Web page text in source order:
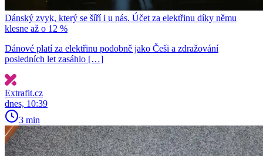
Dánský zvyk, který se šíří i u nás. Účet za elektřinu díky němu
klesne až o 12 %
Dánové platí za elektřinu podobně jako Češi a zdražování
posledních let zasáhlo […]
Extrafit.cz
dnes, 10:39
3 min